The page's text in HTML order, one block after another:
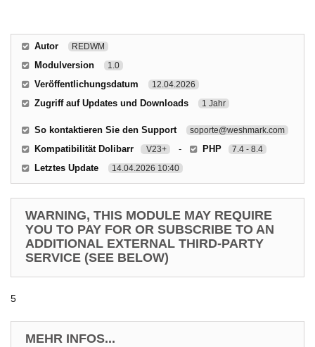
Autor REDWM
Modulversion 1.0
Veröffentlichungsdatum 12.04.2026
Zugriff auf Updates und Downloads 1 Jahr
So kontaktieren Sie den Support soporte@weshmark.com
Kompatibilität Dolibarr V23+ - PHP 7.4 - 8.4
Letztes Update 14.04.2026 10:40
WARNING, THIS MODULE MAY REQUIRE
YOU TO PAY FOR OR SUBSCRIBE TO AN
ADDITIONAL EXTERNAL THIRD-PARTY
SERVICE (SEE BELOW)
5
MEHR INFOS...